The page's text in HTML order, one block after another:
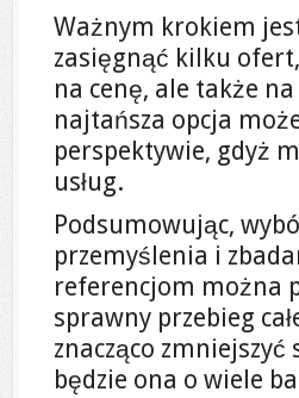
Ważnym krokiem
zasięgnąć kilku
na cenę, ale także
najtańsza opcja
perspektywie, gdyż
usług.
Podsumowując,
przemyślenia i
referencjom można
sprawny przebieg
znacząco
będzie ona o wiele